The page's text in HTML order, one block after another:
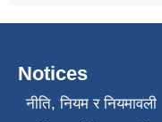
Notices
नीति, नियम र नियमावली